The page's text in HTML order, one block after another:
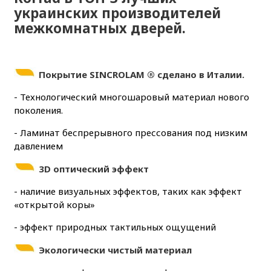
украинских производителей
межкомнатных дверей.
Покрытие SINCROLAM ® сделано в Италии.
- Технологический многошаровый материал нового
поколения.
- Ламинат беспрерывного прессования под низким
давлением
3D оптический эффект
- наличие визуальных эффектов, таких как эффект
«открытой коры»
- эффект природных тактильных ощущений
Экологически чистый материал